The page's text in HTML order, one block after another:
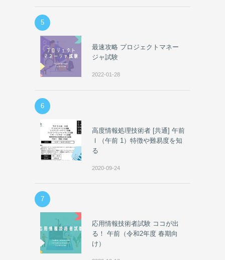
5
最速攻略 プロジェクトマネー
ジャ試験
2022-01-28
6
高度情報処理技術者 [共通] 午前
Ⅰ（午前 1）特徴や難易度を知
る
2020-09-24
7
応用情報技術者試験 ココが出
る！ 午前（令和2年度 春期向
け）